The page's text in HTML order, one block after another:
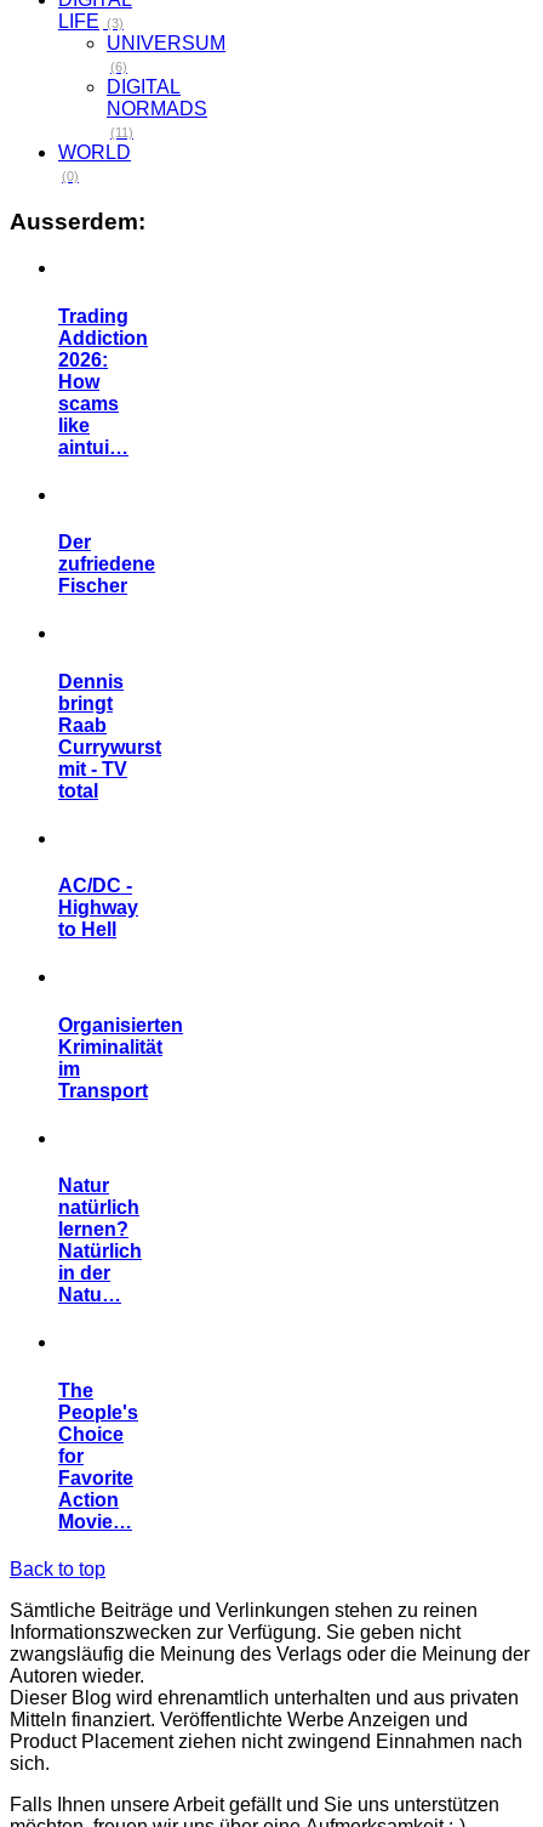
LIFE (3)
UNIVERSUM
(6)
DIGITAL
NORMADS
(11)
WORLD
(0)
Ausserdem:
Trading
Addiction
2026:
How
scams
like
aintui…
Der
zufriedene
Fischer
Dennis
bringt
Raab
Currywurst
mit - TV
total
AC/DC -
Highway
to Hell
Organisierten
Kriminalität
im
Transport
Natur
natürlich
lernen?
Natürlich
in der
Natu…
The
People's
Choice
for
Favorite
Action
Movie…
Back to top
Sämtliche Beiträge und Verlinkungen stehen zu reinen
Informationszwecken zur Verfügung. Sie geben nicht
zwangsläufig die Meinung des Verlags oder die Meinung der
Autoren wieder.
Dieser Blog wird ehrenamtlich unterhalten und aus privaten
Mitteln finanziert. Veröffentlichte Werbe Anzeigen und
Product Placement ziehen nicht zwingend Einnahmen nach
sich.
Falls Ihnen unsere Arbeit gefällt und Sie uns unterstützen